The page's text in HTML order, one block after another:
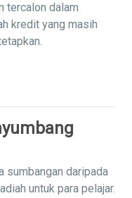
tercalon dalam
kredit yang masih
sumbangan daripada
untuk para pelajar.